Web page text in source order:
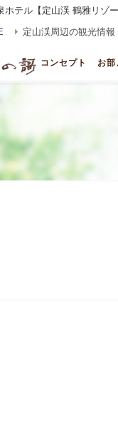
ホテル【定山渓 鶴雅リゾ
定山渓周辺の観光情報
コンセプト お部